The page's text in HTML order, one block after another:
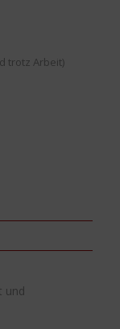
trotz Arbeit)
und